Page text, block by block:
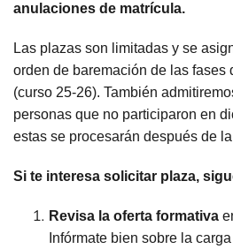
anulaciones de matrícula.
Las plazas son limitadas y se
orden de baremación de las fases
(curso 25-26). También
personas que no participaron en
estas se procesarán después de
Si te interesa solicitar plaza,
Revisa la oferta formativa
Infórmate bien sobre la